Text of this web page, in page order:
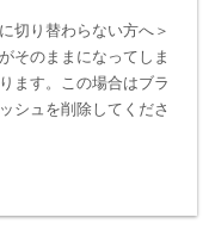
切り替わらない方へ＞
そのままになってしま
ます。この場合はブラ
シュを削除してくださ